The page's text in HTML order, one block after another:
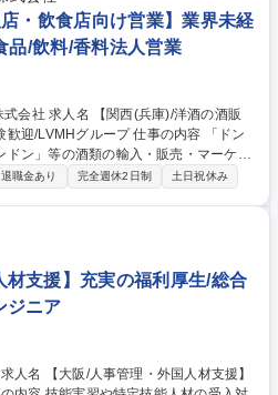
・飲食店向け営業】業界未経
品/飲料/香料法人営業
)/洋酒の酒販
グループ 仕事の内容 「ドン
ン」等の酒類の輸入・販売・マーケテ
ングカンパニーである当社で、酒販店・
促企画の立案/実施 【やりがい】酒類
品を複数保有。自社製品をお客様へ多
客様自身の「体験」に付加価値を付けて
ランド力とLVMHグループならではのダ
職種 【関西(兵庫)/洋
未経験歓迎/LVMHグループ
退職金あり 完全週休2日制 土日祝休み
材支援】充実の福利厚生/総合
ジニア